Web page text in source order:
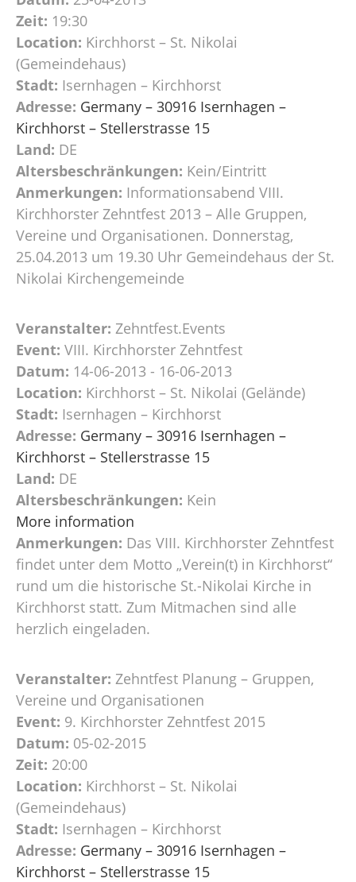
Zeit: 19:30
Location: Kirchhorst – St. Nikolai
(Gemeindehaus)
Stadt: Isernhagen – Kirchhorst
Adresse: Germany – 30916 Isernhagen –
Kirchhorst – Stellerstrasse 15
Land: DE
Altersbeschränkungen: Kein/Eintritt
Anmerkungen: Informationsabend VIII.
Kirchhorster Zehntfest 2013 – Alle Gruppen,
Vereine und Organisationen. Donnerstag,
25.04.2013 um 19.30 Uhr Gemeindehaus der St.
Nikolai Kirchengemeinde
Veranstalter: Zehntfest.Events
Event: VIII. Kirchhorster Zehntfest
Datum: 14-06-2013 - 16-06-2013
Location: Kirchhorst – St. Nikolai (Gelände)
Stadt: Isernhagen – Kirchhorst
Adresse: Germany – 30916 Isernhagen –
Kirchhorst – Stellerstrasse 15
Land: DE
Altersbeschränkungen: Kein
More information
Anmerkungen: Das VIII. Kirchhorster Zehntfest
findet unter dem Motto „Verein(t) in Kirchhorst“
rund um die historische St.-Nikolai Kirche in
Kirchhorst statt. Zum Mitmachen sind alle
herzlich eingeladen.
Veranstalter: Zehntfest Planung – Gruppen,
Vereine und Organisationen
Event: 9. Kirchhorster Zehntfest 2015
Datum: 05-02-2015
Zeit: 20:00
Location: Kirchhorst – St. Nikolai
(Gemeindehaus)
Stadt: Isernhagen – Kirchhorst
Adresse: Germany – 30916 Isernhagen –
Kirchhorst – Stellerstrasse 15